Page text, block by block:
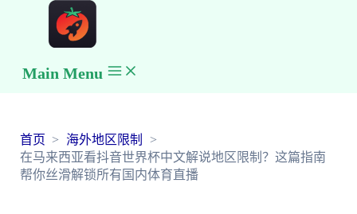
Main Menu
首页
海外地区限制
在马来西亚看抖音世界杯中文解说地区限制？这篇指南
帮你丝滑解锁所有国内体育直播